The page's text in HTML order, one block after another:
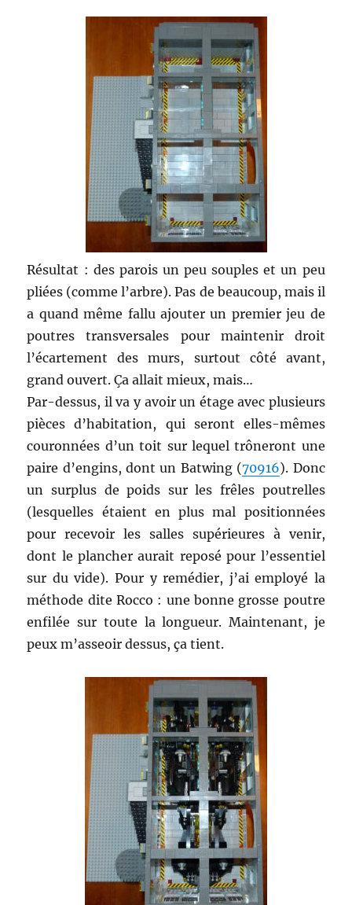
Résultat : des parois un peu souples et un peu
pliées (comme l’arbre). Pas de beaucoup, mais il
a quand même fallu ajouter un premier jeu de
poutres transversales pour maintenir droit
l’écartement des murs, surtout côté avant,
grand ouvert. Ça allait mieux, mais…
Par-dessus, il va y avoir un étage avec plusieurs
pièces d’habitation, qui seront elles-mêmes
couronnées d’un toit sur lequel trôneront une
paire d’engins, dont un Batwing (70916). Donc
un surplus de poids sur les frêles poutrelles
(lesquelles étaient en plus mal positionnées
pour recevoir les salles supérieures à venir,
dont le plancher aurait reposé pour l’essentiel
sur du vide). Pour y remédier, j’ai employé la
méthode dite Rocco : une bonne grosse poutre
enfilée sur toute la longueur. Maintenant, je
peux m’asseoir dessus, ça tient.